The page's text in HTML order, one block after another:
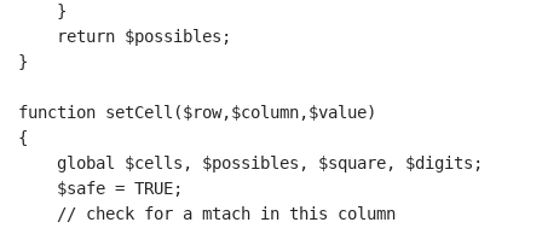
}
return $possibles;
}
function setCell($row,$column,$value)
{
global $cells, $possibles, $square, $digits;
$safe = TRUE;
// check for a mtach in this column